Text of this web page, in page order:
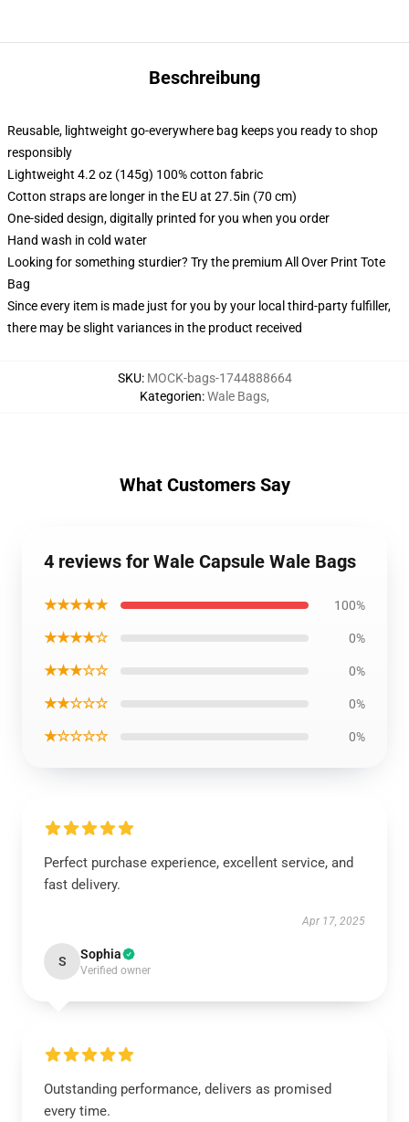
Beschreibung
Reusable, lightweight go-everywhere bag keeps you ready to shop
responsibly
Lightweight 4.2 oz (145g) 100% cotton fabric
Cotton straps are longer in the EU at 27.5in (70 cm)
One-sided design, digitally printed for you when you order
Hand wash in cold water
Looking for something sturdier? Try the premium All Over Print Tote
Bag
Since every item is made just for you by your local third-party fulfiller,
there may be slight variances in the product received
SKU: MOCK-bags-1744888664
Kategorien:Wale Bags,
What Customers Say
4 reviews for Wale Capsule Wale Bags
★★★★★ 100%
★★★★☆ 0%
★★★☆☆ 0%
★★☆☆☆ 0%
★☆☆☆☆ 0%
Perfect purchase experience, excellent service, and
fast delivery.
Apr 17, 2025
S Sophia
Verified owner
Outstanding performance, delivers as promised
every time.